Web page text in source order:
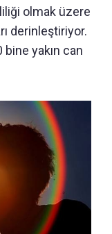
olmak üzere
derinleştiriyor.
bine yakın can